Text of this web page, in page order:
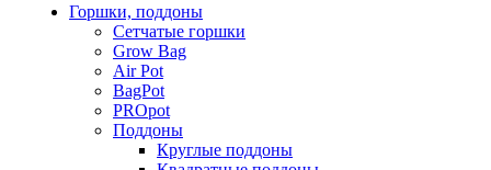
Горшки, поддоны
Сетчатые горшки
Grow Bag
Air Pot
BagPot
PROpot
Поддоны
Круглые поддоны